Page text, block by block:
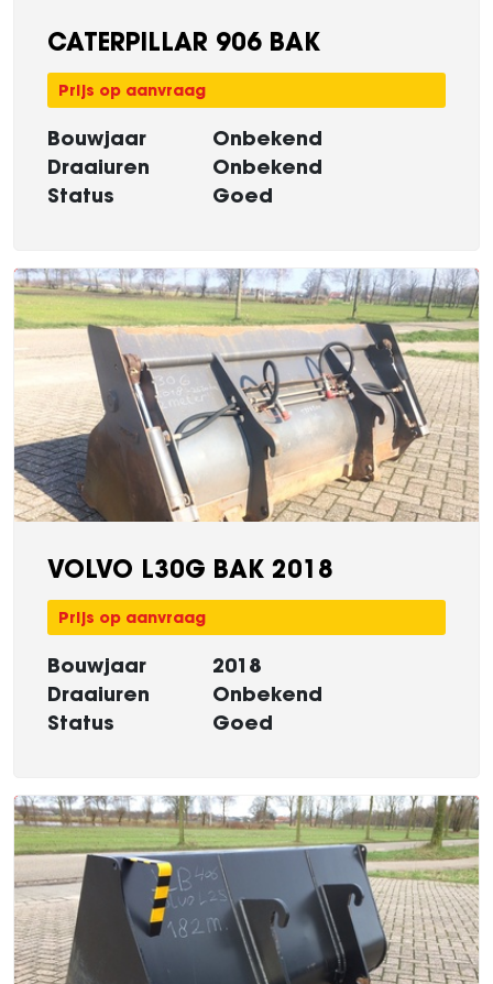
CATERPILLAR 906 BAK
Prijs op aanvraag
Bouwjaar
Onbekend
Draaiuren
Onbekend
Status
Goed
VOLVO L30G BAK 2018
Prijs op aanvraag
Bouwjaar
2018
Draaiuren
Onbekend
Status
Goed